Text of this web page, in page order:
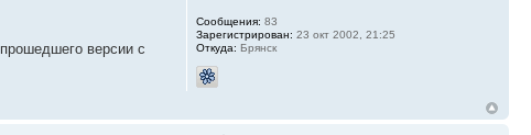
версии с
Сообщения: 83
Зарегистрирован: 23 окт 2002, 21:25
Откуда: Брянск